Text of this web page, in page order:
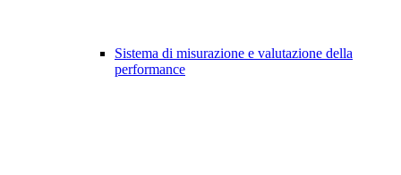
Sistema di misurazione e valutazione della
performance